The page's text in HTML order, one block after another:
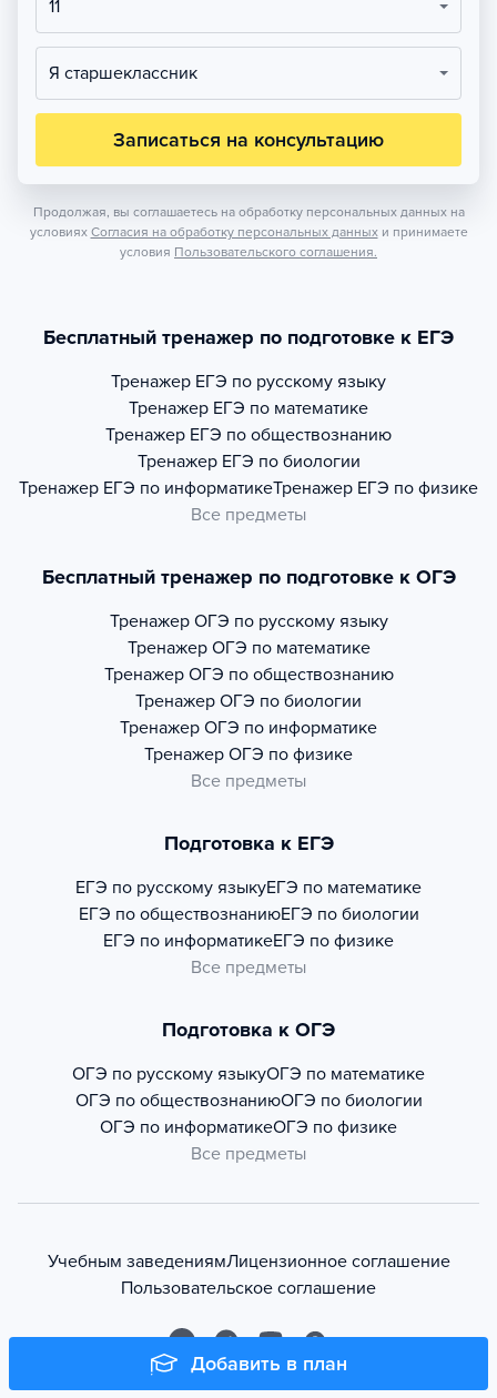
Добавить в план
11
Я старшеклассник
Записаться на консультацию
Продолжая, вы соглашаетесь на обработку персональных данных на
условиях Согласия на обработку персональных данных и принимаете
условия Пользовательского соглашения.
Бесплатный тренажер по подготовке к ЕГЭ
Тренажер ЕГЭ по русскому языку
Тренажер ЕГЭ по математике
Тренажер ЕГЭ по обществознанию
Тренажер ЕГЭ по биологии
Тренажер ЕГЭ по информатикеТренажер ЕГЭ по физике
Все предметы
Бесплатный тренажер по подготовке к ОГЭ
Тренажер ОГЭ по русскому языку
Тренажер ОГЭ по математике
Тренажер ОГЭ по обществознанию
Тренажер ОГЭ по биологии
Тренажер ОГЭ по информатике
Тренажер ОГЭ по физике
Все предметы
Подготовка к ЕГЭ
ЕГЭ по русскому языкуЕГЭ по математике
ЕГЭ по обществознаниюЕГЭ по биологии
ЕГЭ по информатикеЕГЭ по физике
Все предметы
Подготовка к ОГЭ
ОГЭ по русскому языкуОГЭ по математике
ОГЭ по обществознаниюОГЭ по биологии
ОГЭ по информатикеОГЭ по физике
Все предметы
Учебным заведениямЛицензионное соглашение
Пользовательское соглашение